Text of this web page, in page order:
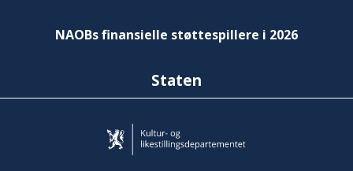
NAOBs finansielle støttespillere i 2026
Staten